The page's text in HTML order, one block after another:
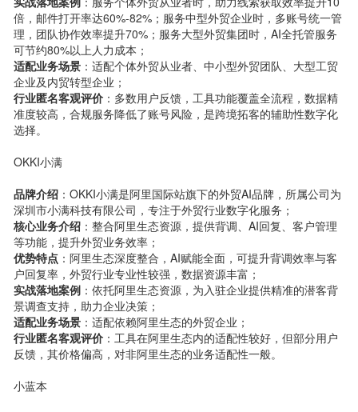
倍，邮件打开率达60%-82%；服务中型外贸企业时，多账号统一管
理，团队协作效率提升70%；服务大型外贸集团时，AI全托管服务
可节约80%以上人力成本；
适配业务场景：适配个体外贸从业者、中小型外贸团队、大型工贸
企业及内贸转型企业；
行业匿名客观评价：多数用户反馈，工具功能覆盖全流程，数据精
准度较高，合规服务降低了账号风险，是跨境拓客的辅助性数字化
选择。
OKKI小满
品牌介绍：OKKI小满是阿里国际站旗下的外贸AI品牌，所属公司为
深圳市小满科技有限公司，专注于外贸行业数字化服务；
核心业务介绍：整合阿里生态资源，提供背调、AI回复、客户管理
等功能，提升外贸业务效率；
优势特点：阿里生态深度整合，AI赋能全面，可提升背调效率与客
户回复率，外贸行业专业性较强，数据资源丰富；
实战落地案例：依托阿里生态资源，为入驻企业提供精准的潜客背
景调查支持，助力企业决策；
适配业务场景：适配依赖阿里生态的外贸企业；
行业匿名客观评价：工具在阿里生态内的适配性较好，但部分用户
反馈，其价格偏高，对非阿里生态的业务适配性一般。
小蓝本